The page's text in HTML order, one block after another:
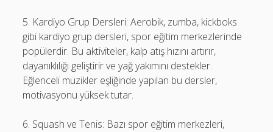
5. Kardiyo Grup Dersleri: Aerobik, zumba, kickboks
gibi kardiyo grup dersleri, spor eğitim merkezlerinde
popülerdir. Bu aktiviteler, kalp atış hızını artırır,
dayanıklılığı geliştirir ve yağ yakımını destekler.
Eğlenceli müzikler eşliğinde yapılan bu dersler,
motivasyonu yüksek tutar.
6. Squash ve Tenis: Bazı spor eğitim merkezleri,